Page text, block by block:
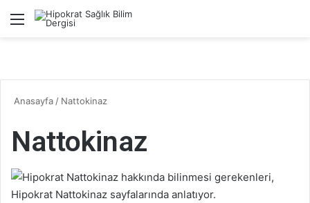
Menü
Anasayfa / Nattokinaz
Nattokinaz